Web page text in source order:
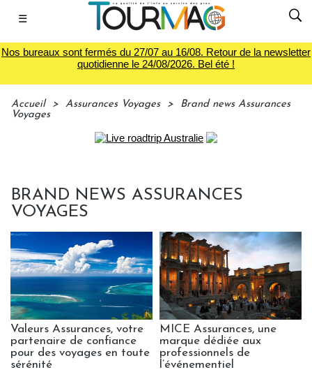
☰
Nos bureaux sont fermés du 27/07 au 16/08. Retour de la newsletter
quotidienne le 24/08/2026. Bel été !
Accueil > Assurances Voyages >
Brand news Assurances
Voyages
BRAND NEWS ASSURANCES
VOYAGES
Valeurs Assurances, votre
partenaire de confiance
pour des voyages en toute
sérénité
MICE Assurances, une
marque dédiée aux
professionnels de
l’événementiel